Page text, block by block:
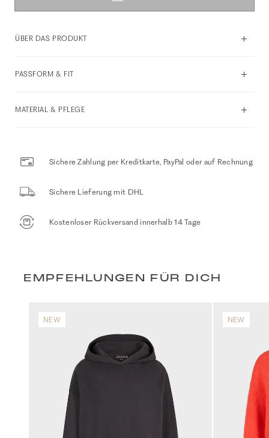
ÜBER DAS PRODUKT
PASSFORM & FIT
MATERIAL & PFLEGE
Sichere Zahlung per Kreditkarte, PayPal oder auf Rechnung
Sichere Lieferung mit DHL
Kostenloser Rückversand innerhalb 14 Tage
EMPFEHLUNGEN FÜR DICH
NEW NEW